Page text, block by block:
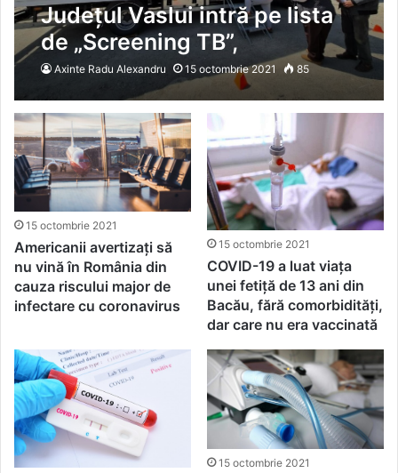
Județul Vaslui intră pe lista
de „Screening TB”,
depistarea activă a
tuberculozei* 20 de comune
vasluiene vor beneficia de
serviciile medicale ale
caravanei mobile de analiză
gratuită a sănătății
plămânilor
Axinte Radu Alexandru 15 octombrie 2021 85
15 octombrie 2021
Americanii avertizați să
nu vină în România din
cauza riscului major de
infectare cu coronavirus
15 octombrie 2021
COVID-19 a luat viața
unei fetiță de 13 ani din
Bacău, fără comorbidități,
dar care nu era vaccinată
15 octombrie 2021